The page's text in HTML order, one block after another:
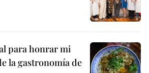
para honrar mi
la gastronomía de